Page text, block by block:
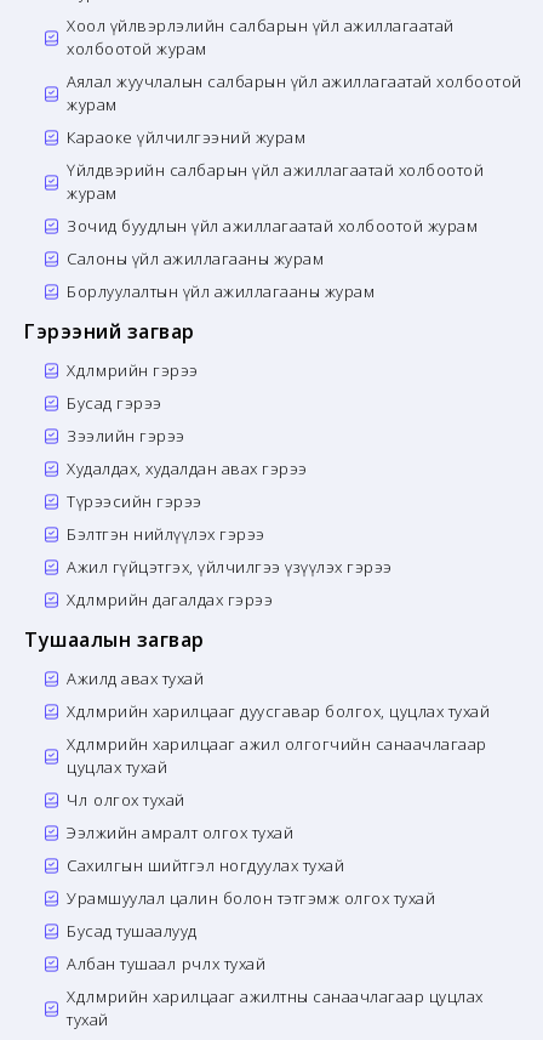
Хоол үйлвэрлэлийн салбарын үйл ажиллагаатай
холбоотой журам
Аялал жуучлалын салбарын үйл ажиллагаатай холбоотой
журам
Караоке үйлчилгээний журам
Үйлдвэрийн салбарын үйл ажиллагаатай холбоотой
журам
Зочид буудлын үйл ажиллагаатай холбоотой журам
Салоны үйл ажиллагааны журам
Борлуулалтын үйл ажиллагааны журам
Гэрээний загвар
Хөдөлмөрийн гэрээ
Бусад гэрээ
Зээлийн гэрээ
Худалдах, худалдан авах гэрээ
Түрээсийн гэрээ
Бэлтгэн нийлүүлэх гэрээ
Ажил гүйцэтгэх, үйлчилгээ үзүүлэх гэрээ
Хөдөлмөрийн дагалдах гэрээ
Тушаалын загвар
Ажилд авах тухай
Хөдөлмөрийн харилцааг дуусгавар болгох, цуцлах тухай
Хөдөлмөрийн харилцааг ажил олгогчийн санаачлагаар
цуцлах тухай
Чөлөө олгох тухай
Ээлжийн амралт олгох тухай
Сахилгын шийтгэл ногдуулах тухай
Урамшуулал цалин болон тэтгэмж олгох тухай
Бусад тушаалууд
Албан тушаал өөрчлөх тухай
Хөдөлмөрийн харилцааг ажилтны санаачлагаар цуцлах
тухай